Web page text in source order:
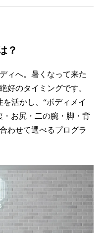
？
ィへ。暑くなって来た
好のタイミングです。
活かし、“ボディメイ
・お尻・二の腕・脚・背
わせて選べるプログラ